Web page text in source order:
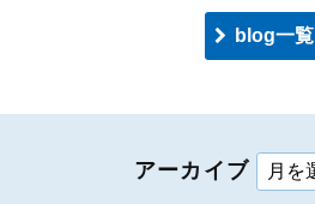
blog一覧
アーカイブ